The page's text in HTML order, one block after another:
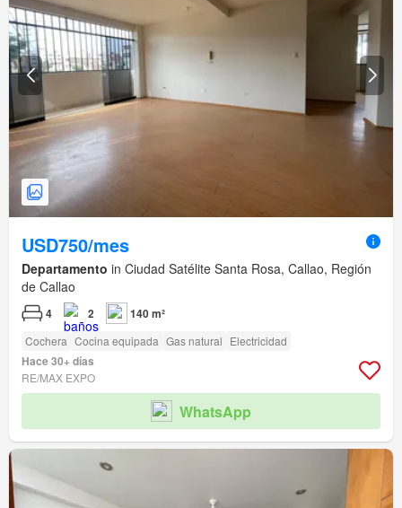
USD750/mes
Departamento in Ciudad Satélite Santa Rosa, Callao, Región
de Callao
4 2 140 m²
Cochera Cocina equipada Gas natural Electricidad
Hace 30+ días
RE/MAX EXPO
WhatsApp